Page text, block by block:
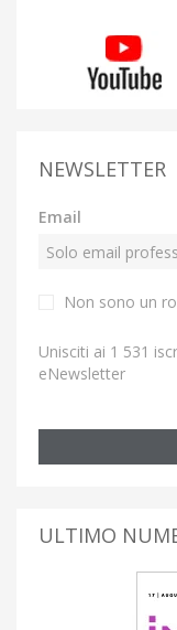
NEWSLETTER
Email
Non sono un
Unisciti ai 1 531
eNewsletter
ULTIMO